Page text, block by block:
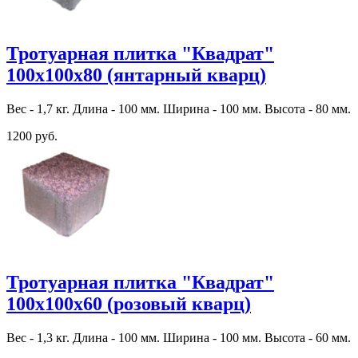
Тротуарная плитка "Квадрат"
100х100х80 (янтарный кварц)
Вес - 1,7 кг. Длина - 100 мм. Ширина - 100 мм. Высота - 80 мм.
1200 руб.
Тротуарная плитка "Квадрат"
100х100х60 (розовый кварц)
Вес - 1,3 кг. Длина - 100 мм. Ширина - 100 мм. Высота - 60 мм.